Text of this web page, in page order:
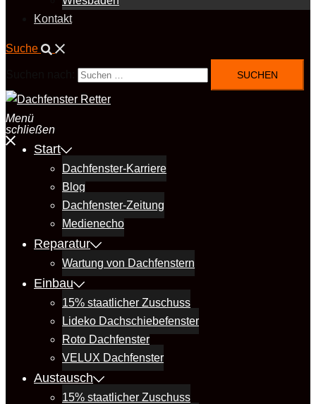
Kontakt
Suche
Menü
schließen
Start
Dachfenster-Karriere
Blog
Dachfenster-Zeitung
Medienecho
Reparatur
Wartung von Dachfenstern
Einbau
15% staatlicher Zuschuss
Lideko Dachschiebefenster
Roto Dachfenster
VELUX Dachfenster
Austausch
15% staatlicher Zuschuss